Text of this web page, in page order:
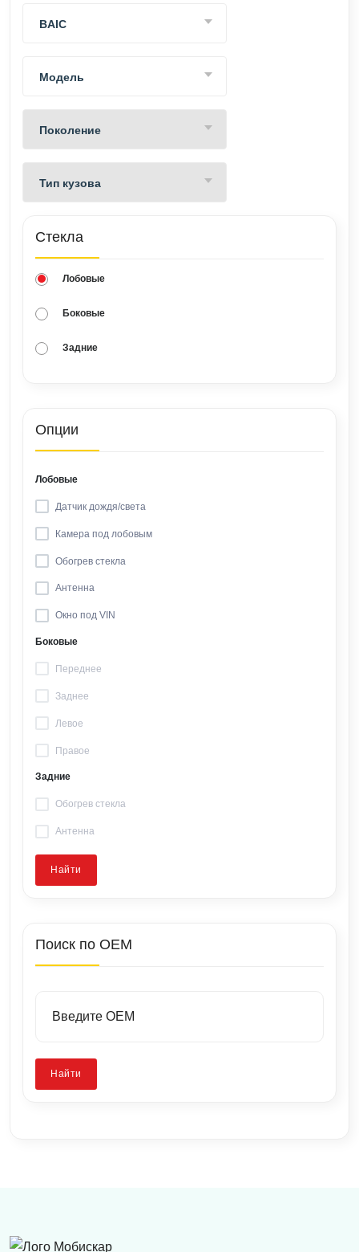
BAIC
Модель
Поколение
Тип кузова
Стекла
Лобовые
Боковые
Задние
Опции
Лобовые
Датчик дождя/света
Камера под лобовым
Обогрев стекла
Антенна
Окно под VIN
Боковые
Переднее
Заднее
Левое
Правое
Задние
Обогрев стекла
Антенна
Найти
Поиск по OEM
Найти